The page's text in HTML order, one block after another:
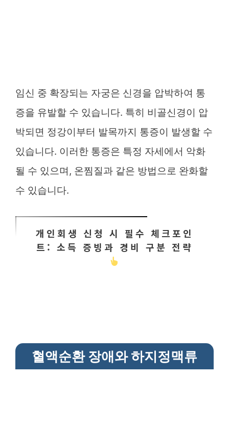
임신 중 확장되는 자궁은 신경을 압박하여 통
증을 유발할 수 있습니다. 특히 비골신경이 압
박되면 정강이부터 발목까지 통증이 발생할 수
있습니다. 이러한 통증은 특정 자세에서 악화
될 수 있으며, 온찜질과 같은 방법으로 완화할
수 있습니다.
개인회생 신청 시 필수 체크포인
트: 소득 증빙과 경비 구분 전략
혈액순환 장애와 하지정맥류